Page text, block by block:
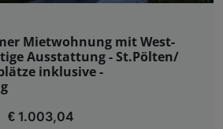
Mietwohnung mit West-
Ausstattung - St.Pölten/
inklusive -
€ 1.003,04